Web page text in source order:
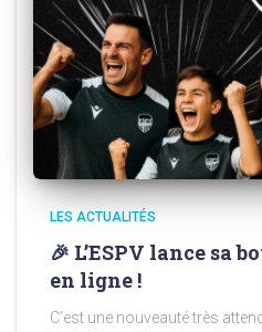
LES ACTUALITÉS
🎉 L’ESPV lance sa
en ligne !
C’est une nouveauté très